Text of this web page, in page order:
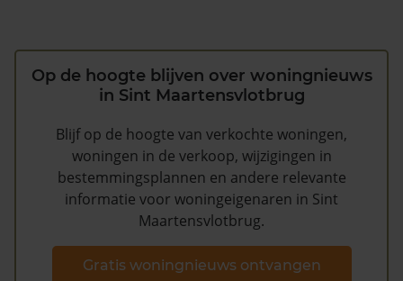
Op de hoogte blijven over woningnieuws
in Sint Maartensvlotbrug
Blijf op de hoogte van verkochte woningen,
woningen in de verkoop, wijzigingen in
bestemmingsplannen en andere relevante
informatie voor woningeigenaren in Sint
Maartensvlotbrug.
Gratis woningnieuws ontvangen